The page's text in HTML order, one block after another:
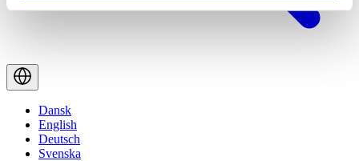
Dansk
English
Deutsch
Svenska